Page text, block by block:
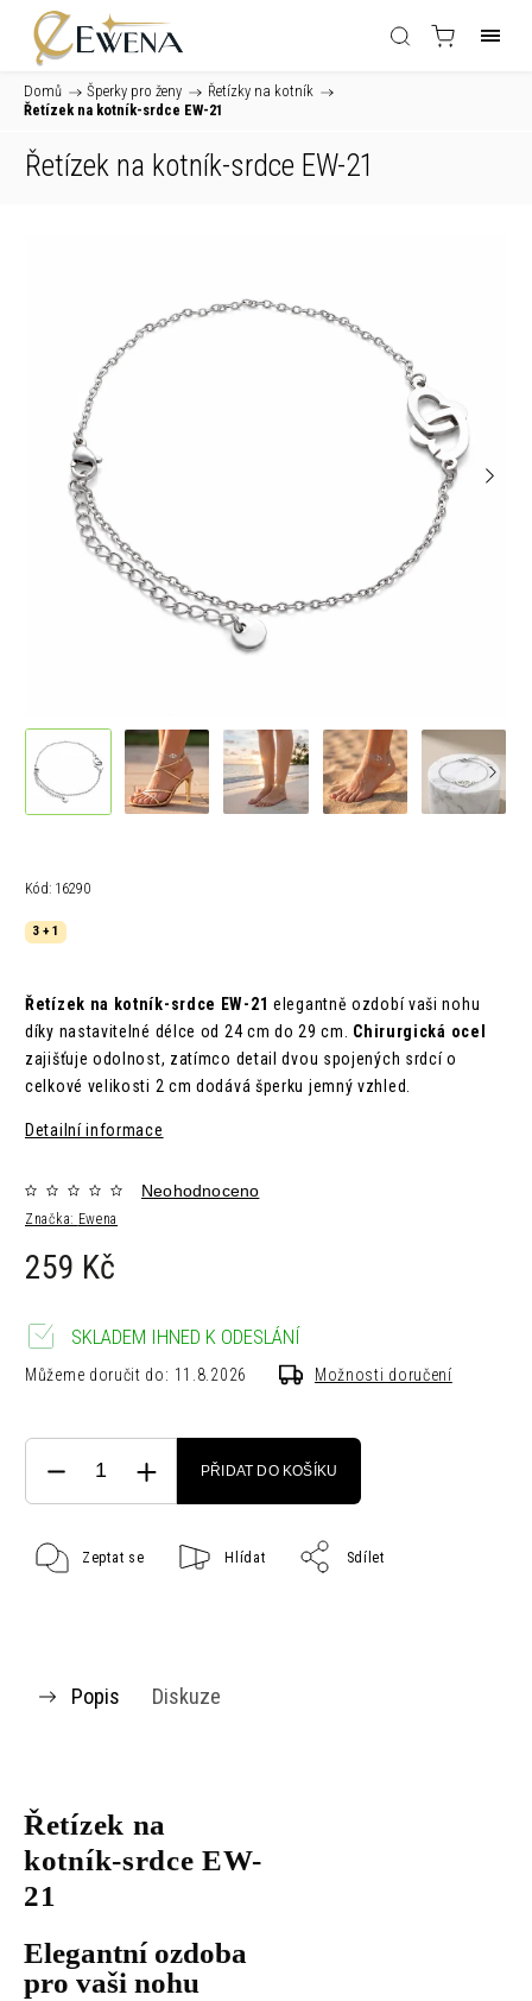
Domů / Šperky pro ženy / Řetízky na kotník /
Řetízek na kotník-srdce EW-21
Řetízek na kotník-srdce EW-21
Kód: 16290
3 + 1
Řetízek na kotník-srdce EW-21 elegantně ozdobí vaši nohu
díky nastavitelné délce od 24 cm do 29 cm. Chirurgická ocel
zajišťuje odolnost, zatímco detail dvou spojených srdcí o
celkové velikosti 2 cm dodává šperku jemný vzhled.
Detailní informace
Značka: Ewena
Neohodnoceno
259 Kč
SKLADEM IHNED K ODESLÁNÍ
Můžeme doručit do: 11.8.2026 Možnosti doručení
PŘIDAT DO KOŠÍKU
Zeptat se Hlídat Sdílet
Popis Diskuze
Řetízek na
kotník-srdce EW-
21
Elegantní ozdoba
pro vaši nohu